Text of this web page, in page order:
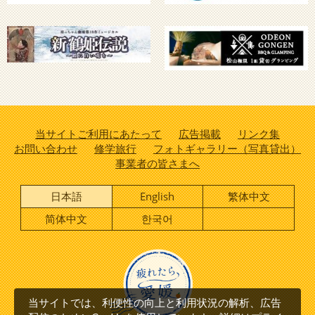
当サイトご利用にあたって 広告掲載
リンク集
お問い合わせ
修学旅行
フォトギャラリー（写真貸出）
事業者の皆さまへ
日本語 English
繁体中文
简体中文
한국어
当サイトでは、利便性の向上と利用状況の解析、広告